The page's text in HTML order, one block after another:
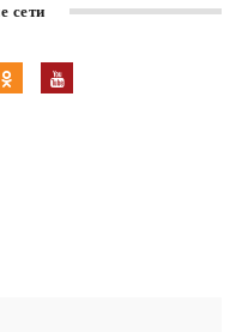
сети